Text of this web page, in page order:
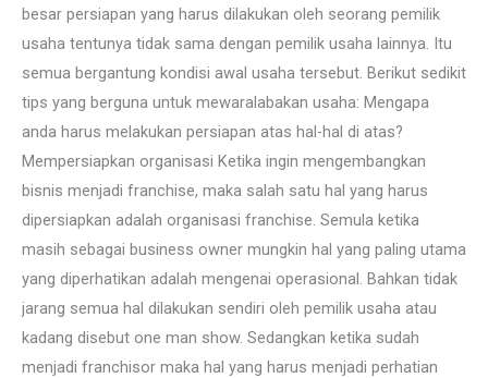
besar persiapan yang harus dilakukan oleh seorang pemilik
usaha tentunya tidak sama dengan pemilik usaha lainnya. Itu
semua bergantung kondisi awal usaha tersebut. Berikut sedikit
tips yang berguna untuk mewaralabakan usaha: Mengapa
anda harus melakukan persiapan atas hal-hal di atas?
Mempersiapkan organisasi Ketika ingin mengembangkan
bisnis menjadi franchise, maka salah satu hal yang harus
dipersiapkan adalah organisasi franchise. Semula ketika
masih sebagai business owner mungkin hal yang paling utama
yang diperhatikan adalah mengenai operasional. Bahkan tidak
jarang semua hal dilakukan sendiri oleh pemilik usaha atau
kadang disebut one man show. Sedangkan ketika sudah
menjadi franchisor maka hal yang harus menjadi perhatian